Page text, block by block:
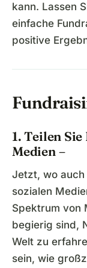
kann. Lassen
einfache
positive
1. Teilen
Medien –
Jetzt, wo auch
sozialen
Spektrum von
begierig sind,
Welt zu
sein, wie